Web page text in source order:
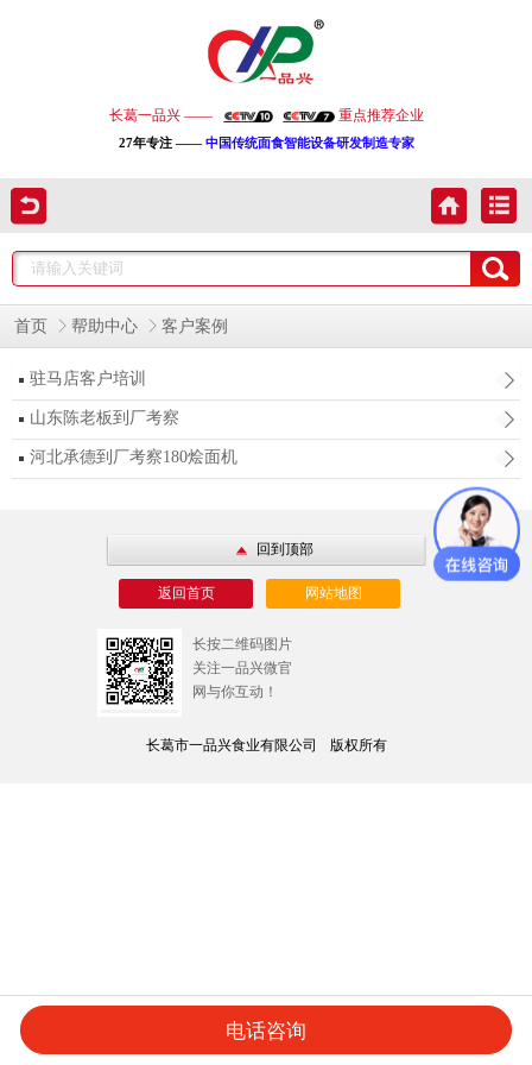
长葛一品兴 —— 重点推荐企业
27年专注 —— 中国传统面食智能设备研发制造专家
首页 帮助中心 客户案例
驻马店客户培训
山东陈老板到厂考察
河北承德到厂考察180烩面机
回到顶部
返回首页 网站地图
长按二维码图片
关注一品兴微官
网与你互动！
长葛市一品兴食业有限公司 版权所有
关于我们
电话咨询